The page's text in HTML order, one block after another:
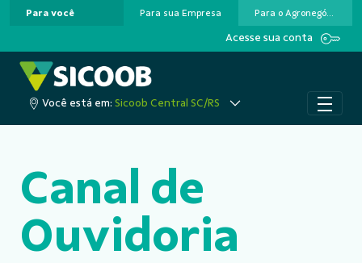
Pular para o Conteúdo principal
Para você Para sua Empresa Para o Agronegócio
Acesse sua conta
Você está em: Sicoob Central SC/RS
Canal de
Ouvidoria